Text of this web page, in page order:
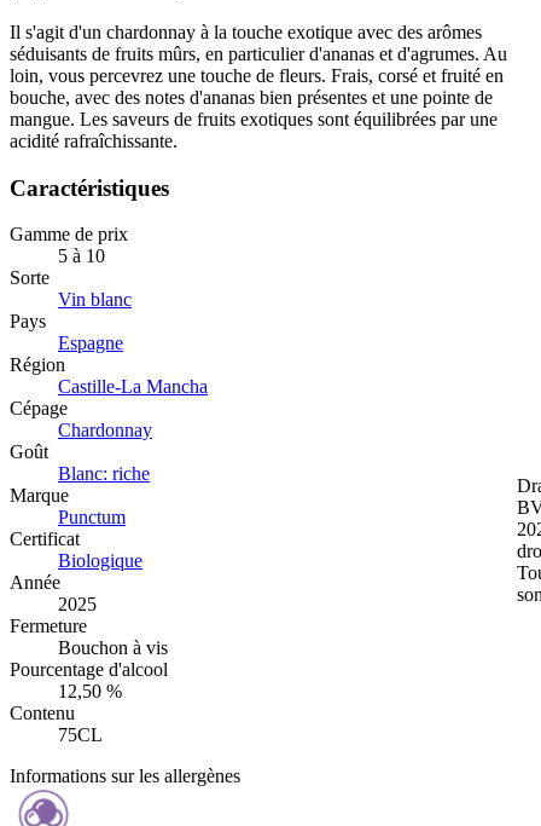
Il s'agit d'un chardonnay à la touche exotique avec des arômes
séduisants de fruits mûrs, en particulier d'ananas et d'agrumes. Au
loin, vous percevrez une touche de fleurs. Frais, corsé et fruité en
bouche, avec des notes d'ananas bien présentes et une pointe de
mangue. Les saveurs de fruits exotiques sont équilibrées par une
acidité rafraîchissante.
Caractéristiques
Gamme de prix
5 à 10
Sorte
Vin blanc
Pays
Espagne
Région
Castille-La Mancha
Cépage
Chardonnay
Goût
Blanc: riche
Marque
Punctum
Certificat
Biologique
Année
2025
Fermeture
Bouchon à vis
Pourcentage d'alcool
12,50 %
Contenu
75CL
Informations sur les allergènes